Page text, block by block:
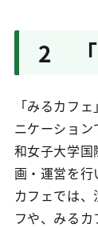
2 「
「みるカフ
ニケーショ
和女子大学
画・運営を行
カフェでは
フや、みる